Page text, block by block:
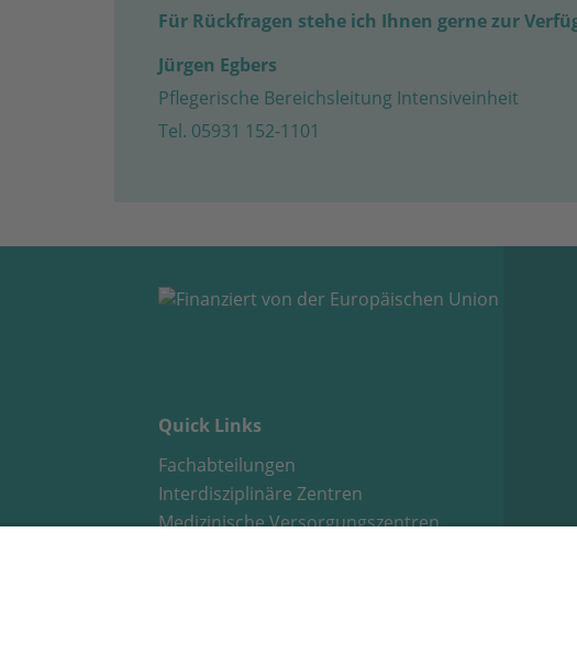
Für Rückfragen stehe ich Ihnen gerne zur
Jürgen Egbers
Pflegerische Bereichsleitung Intensiveinheit
Tel. 05931 152-1101
Quick Links
Fachabteilungen
Interdisziplinäre Zentren
Medizinische Versorgungszentren